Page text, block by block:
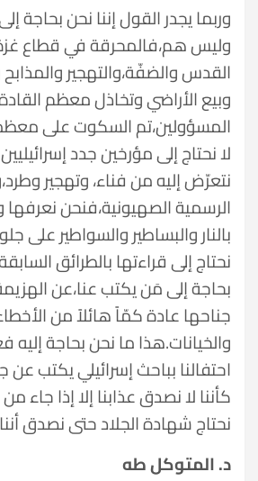
وربما يجدر القول إننا نحن بحاجة
وليس هم،فالمحرقة في قطاع
القدس والضفّة،والتهجير
وبيع الأراضي وتخاذل معظم
المسؤولين،تم السكوت على
لا نحتاج إلى مؤرخين جدد
نتعرّض إليه من فناء، وتهجير
الرسمية الصهيونية،فنحن
بالنار والبساطير والسواطير على
نحتاج إلى قراءتها بالطرائق
بحاجة إلى مَن يكتب عنا،عن
جناحها عادة كمّاً هائلاً من
والخيانات.هذا ما نحن بحاجة إليه
احتفالنا بباحث إسرائيلي يكتب عن
كأننا لا نصدق عذابنا إلا إذا جاء
نحتاج شهادة الجلاد حتى نصدق
د. المتوكل طه